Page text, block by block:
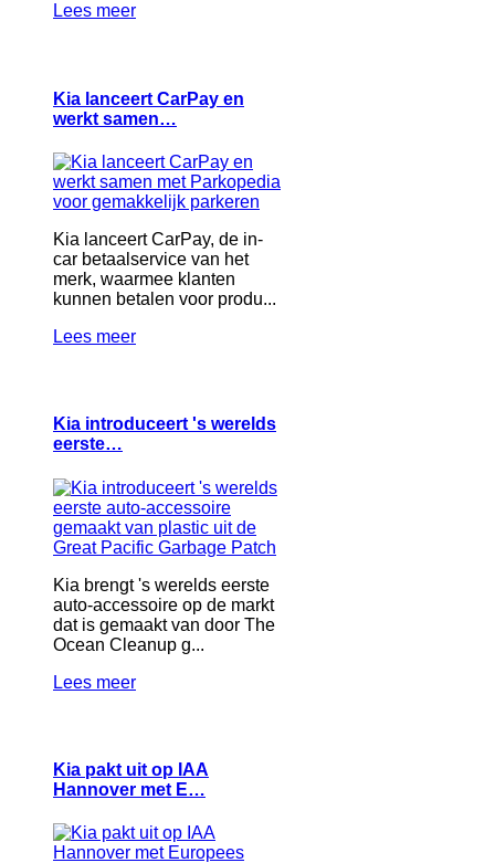
Lees meer
Kia lanceert CarPay en
werkt samen…
Kia lanceert CarPay, de in-
car betaalservice van het
merk, waarmee klanten
kunnen betalen voor produ...
Lees meer
Kia introduceert 's werelds
eerste…
Kia brengt 's werelds eerste
auto-accessoire op de markt
dat is gemaakt van door The
Ocean Cleanup g...
Lees meer
Kia pakt uit op IAA
Hannover met E…